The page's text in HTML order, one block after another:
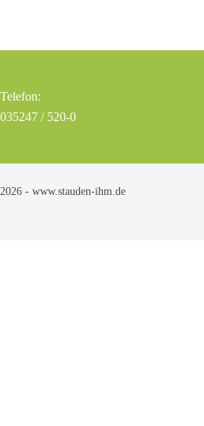
Telefon:
035247 / 520-0
2026 - www.stauden-ihm.de